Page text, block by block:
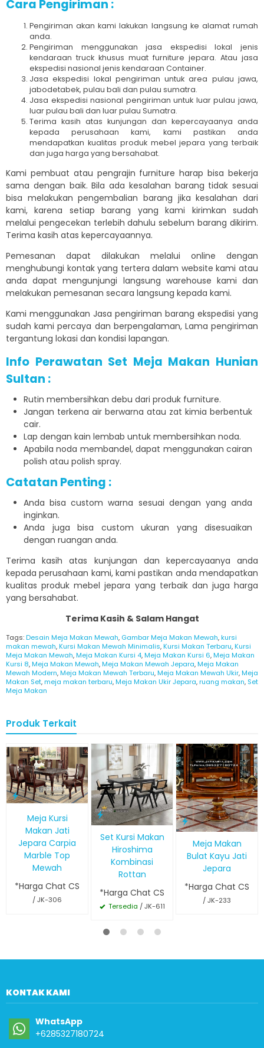
Cara Pengiriman :
Pengiriman akan kami lakukan langsung ke alamat rumah
anda.
Pengiriman menggunakan jasa ekspedisi lokal jenis
kendaraan truck khusus muat furniture jepara. Atau jasa
ekspedisi nasional jenis kendaraan Container.
Jasa ekspedisi lokal pengiriman untuk area pulau jawa,
jabodetabek, pulau bali dan pulau sumatra.
Jasa ekspedisi nasional pengiriman untuk luar pulau jawa,
luar pulau bali dan luar pulau Sumatra.
Terima kasih atas kunjungan dan kepercayaanya anda
kepada perusahaan kami, kami pastikan anda
mendapatkan kualitas produk mebel jepara yang terbaik
dan juga harga yang bersahabat.
Kami pembuat atau pengrajin furniture harap bisa bekerja
sama dengan baik. Bila ada kesalahan barang tidak sesuai
bisa melakukan pengembalian barang jika kesalahan dari
kami, karena setiap barang yang kami kirimkan sudah
melalui pengecekan terlebih dahulu sebelum barang dikirim.
Terima kasih atas kepercayaannya.
Pemesanan dapat dilakukan melalui online dengan
menghubungi kontak yang tertera dalam website kami atau
anda dapat mengunjungi langsung warehouse kami dan
melakukan pemesanan secara langsung kepada kami.
Kami menggunakan Jasa pengiriman barang ekspedisi yang
sudah kami percaya dan berpengalaman, Lama pengiriman
tergantung lokasi dan kondisi lapangan.
Info Perawatan Set Meja Makan Hunian
Sultan :
Rutin membersihkan debu dari produk furniture.
Jangan terkena air berwarna atau zat kimia berbentuk
cair.
Lap dengan kain lembab untuk membersihkan noda.
Apabila noda membandel, dapat menggunakan cairan
polish atau polish spray.
Catatan Penting :
Anda bisa custom warna sesuai dengan yang anda
inginkan.
Anda juga bisa custom ukuran yang disesuaikan
dengan ruangan anda.
Terima kasih atas kunjungan dan kepercayaanya anda
kepada perusahaan kami, kami pastikan anda mendapatkan
kualitas produk mebel jepara yang terbaik dan juga harga
yang bersahabat.
Terima Kasih & Salam Hangat
Tags:Desain Meja Makan Mewah, Gambar Meja Makan Mewah,kursi
makan mewah,Kursi Makan Mewah Minimalis,Kursi Makan Terbaru,Kursi
Meja Makan Mewah,Meja Makan Kursi 4,Meja Makan Kursi 6,Meja Makan
Kursi 8,Meja Makan Mewah,Meja Makan Mewah Jepara,Meja Makan
Mewah Modern,Meja Makan Mewah Terbaru,Meja Makan Mewah Ukir,Meja
Makan Set,meja makan terbaru,Meja Makan Ukir Jepara,ruang makan, Set
Meja Makan
Produk Terkait
Meja Kursi
Makan Jati
Jepara Carpia
Marble Top
Mewah
*Harga Chat CS
/ JK-306
Set Kursi Makan
Hiroshima
Kombinasi
Rottan
*Harga Chat CS
Tersedia / JK-611
Meja Makan
Bulat Kayu Jati
Jepara
*Harga Chat CS
/ JK-233
KONTAK KAMI
WhatsApp
+6285327180724